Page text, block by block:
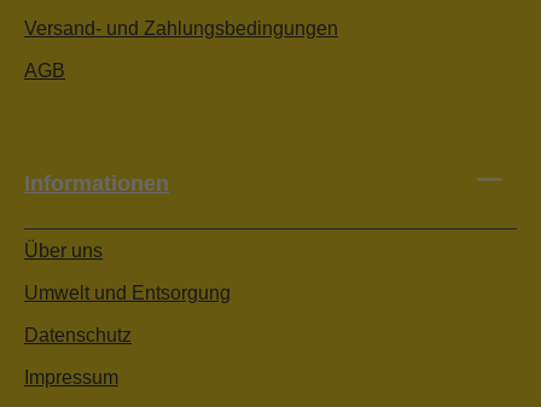
Versand- und Zahlungsbedingungen
AGB
Informationen
Über uns
Umwelt und Entsorgung
Datenschutz
Impressum